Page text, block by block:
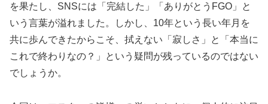
を果たし、SNSには「完結した」「ありがとうFGO」と
いう言葉が溢れました。しかし、10年という長い年月を
共に歩んできたからこそ、拭えない「寂しさ」と「本当に
これで終わりなの？」という疑問が残っているのではない
でしょうか。